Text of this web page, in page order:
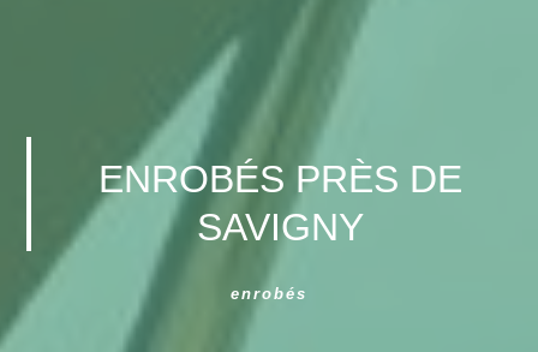
ENROBÉS PRÈS DE
SAVIGNY
enrobés